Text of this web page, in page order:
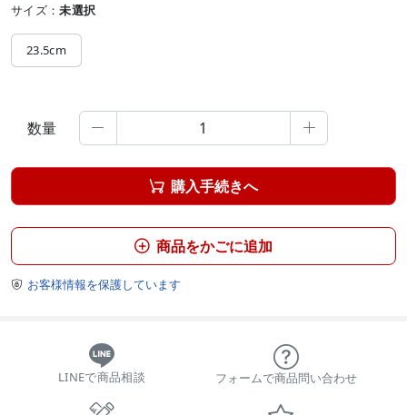
サイズ：未選択
23.5cm
数量  
 購入手続きへ
 商品をかごに追加
 お客様情報を保護しています
LINEで商品相談 フォームで商品問い合わせ